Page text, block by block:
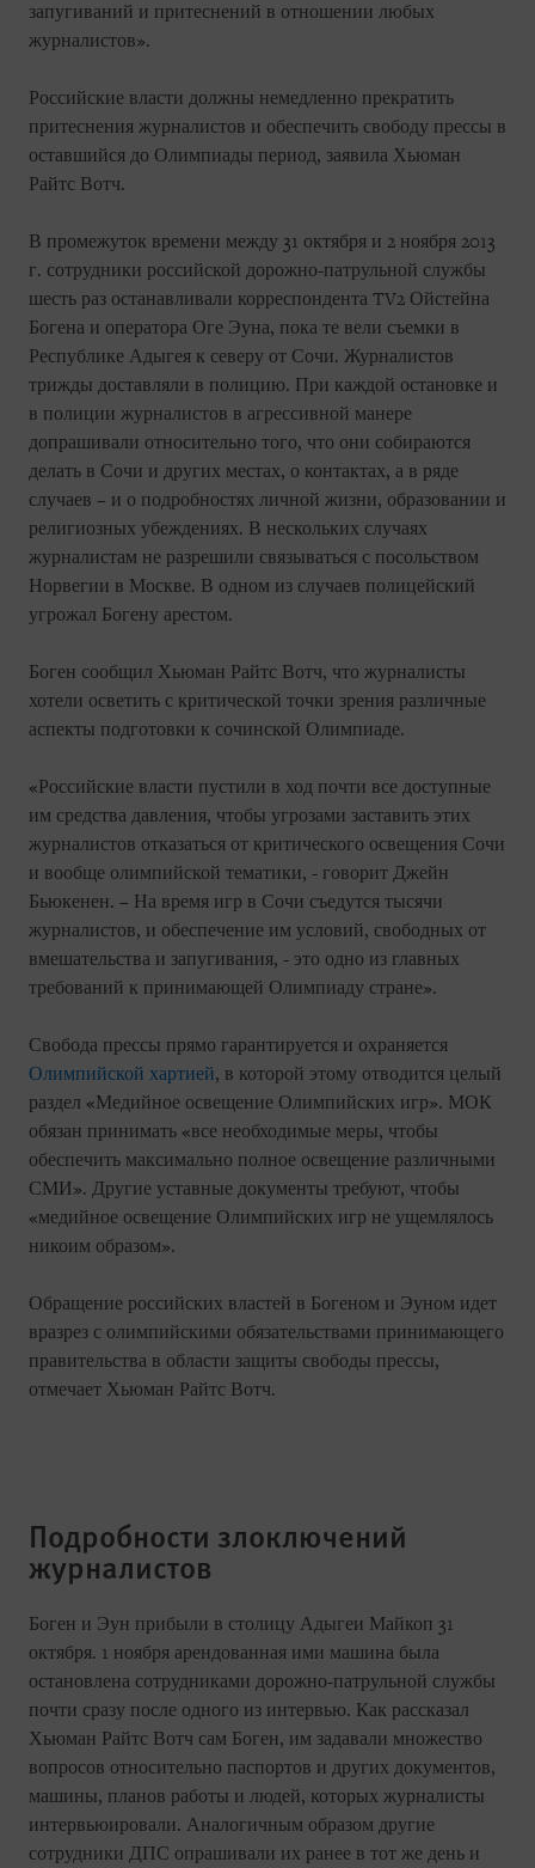
запугиваний и притеснений в отношении любых
журналистов».
Российские власти должны немедленно прекратить
притеснения журналистов и обеспечить свободу прессы в
оставшийся до Олимпиады период, заявила Хьюман
Райтс Вотч.
В промежуток времени между 31 октября и 2 ноября 2013
г. сотрудники российской дорожно-патрульной службы
шесть раз останавливали корреспондента TV2 Ойстейна
Богена и оператора Оге Эуна, пока те вели съемки в
Республике Адыгея к северу от Сочи. Журналистов
трижды доставляли в полицию. При каждой остановке и
в полиции журналистов в агрессивной манере
допрашивали относительно того, что они собираются
делать в Сочи и других местах, о контактах, а в ряде
случаев – и о подробностях личной жизни, образовании и
религиозных убеждениях. В нескольких случаях
журналистам не разрешили связываться с посольством
Норвегии в Москве. В одном из случаев полицейский
угрожал Богену арестом.
Боген сообщил Хьюман Райтс Вотч, что журналисты
хотели осветить с критической точки зрения различные
аспекты подготовки к сочинской Олимпиаде.
«Российские власти пустили в ход почти все доступные
им средства давления, чтобы угрозами заставить этих
журналистов отказаться от критического освещения Сочи
и вообще олимпийской тематики, - говорит Джейн
Бьюкенен. – На время игр в Сочи съедутся тысячи
журналистов, и обеспечение им условий, свободных от
вмешательства и запугивания, - это одно из главных
требований к принимающей Олимпиаду стране».
Свобода прессы прямо гарантируется и охраняется
Олимпийской хартией, в которой этому отводится целый
раздел «Медийное освещение Олимпийских игр». МОК
обязан принимать «все необходимые меры, чтобы
обеспечить максимально полное освещение различными
СМИ». Другие уставные документы требуют, чтобы
«медийное освещение Олимпийских игр не ущемлялось
никоим образом».
Обращение российских властей в Богеном и Эуном идет
вразрез с олимпийскими обязательствами принимающего
правительства в области защиты свободы прессы,
отмечает Хьюман Райтс Вотч.
Подробности злоключений
журналистов
Боген и Эун прибыли в столицу Адыгеи Майкоп 31
октября. 1 ноября арендованная ими машина была
остановлена сотрудниками дорожно-патрульной службы
почти сразу после одного из интервью. Как рассказал
Хьюман Райтс Вотч сам Боген, им задавали множество
вопросов относительно паспортов и других документов,
машины, планов работы и людей, которых журналисты
интервьюировали. Аналогичным образом другие
сотрудники ДПС опрашивали их ранее в тот же день и